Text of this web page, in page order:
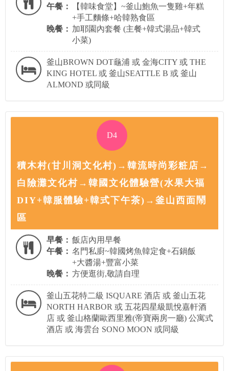
午餐：
【韓味食堂】~釜山鮑魚一隻雞+年糕
+手工麵條+哈韓熟食區
晚餐： 加耶園內套餐 (主餐+韓式湯品+韓式
小菜)
釜山BROWN DOT龜浦 或 金海CITY 或 THE
KING HOTEL 或 釜山SEATTLE B 或 釜山
ALMOND 或同級
D4
積木村(甘川洞文化村)→韓流時尚彩粧店→
白險灘文化村→韓國文化體驗營(水果大福
DIY+韓服體驗+韓式下午茶)→釜山西面鬧
區
早餐： 飯店內用早餐
午餐： 名門私廚~韓國烤魚韓定食+石鍋飯
+大醬湯+豐富小菜
晚餐： 方便逛街,敬請自理
釜山五花特二級 ISQUARE 酒店 或 釜山五花
NORTH HARBOR 或 五花四星級凱悅嘉軒酒
店 或 釜山格蘭歐西里雅(帝寶兩房一廳) 公寓式
酒店 或 海雲台 SONO MOON 或同級